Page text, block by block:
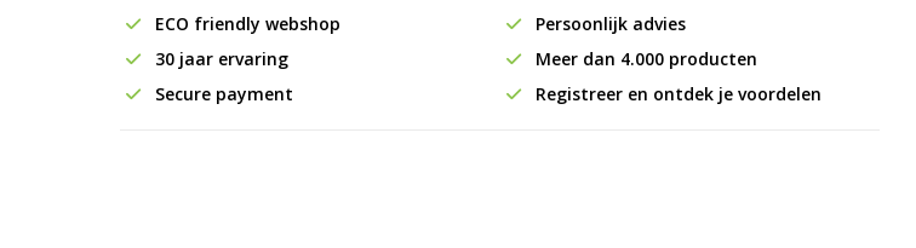
ECO friendly webshop
Persoonlijk advies
30 jaar ervaring
Meer dan 4.000 producten
Secure payment
Registreer en ontdek je voordelen